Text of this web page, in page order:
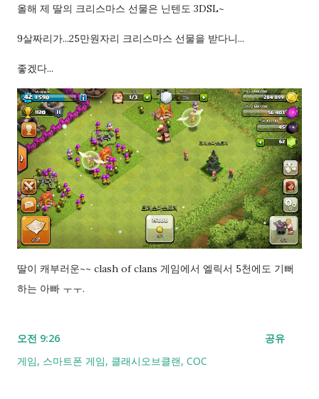
올해 제 딸의 크리스마스 선물은 닌텐도 3DSL~
9살짜리가...25만원자리 크리스마스 선물을 받다니...
좋겠다...
딸이 캐부러운~~ clash of clans 게임에서 엘릭서 5천에도 기뻐
하는 아빠 ㅜㅜ.
오전 9:26
게임 스마트폰 게임 클래시오브클랜 COC
공유